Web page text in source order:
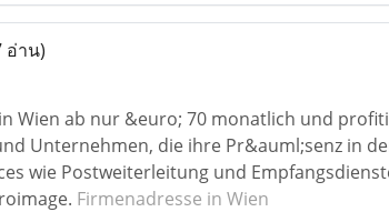
อ่าน)
Wien ab nur &euro; 70 monatlich und
Unternehmen, die ihre Pr&auml;senz in
wie Postweiterleitung und
Firmenadresse in Wien